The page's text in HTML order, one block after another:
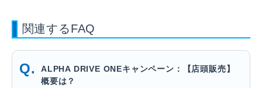
関連するFAQ
ALPHA DRIVE ONEキャンペーン：【店頭販売】
概要は？